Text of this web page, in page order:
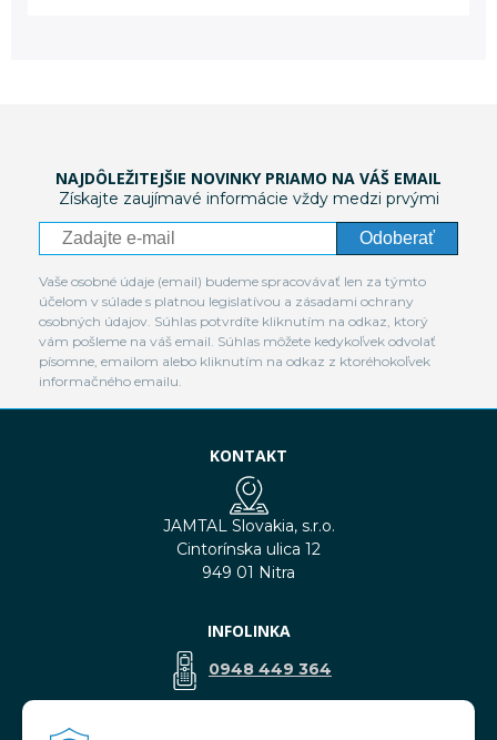
NAJDÔLEŽITEJŠIE NOVINKY PRIAMO NA VÁŠ EMAIL
Získajte zaujímavé informácie vždy medzi prvými
Odoberať
Vaše osobné údaje (email) budeme spracovávať len za týmto
účelom v súlade s platnou legislatívou a zásadami ochrany
osobných údajov. Súhlas potvrdíte kliknutím na odkaz, ktorý
vám pošleme na váš email. Súhlas môžete kedykoľvek odvolať
písomne, emailom alebo kliknutím na odkaz z ktoréhokoľvek
informačného emailu.
KONTAKT
JAMTAL Slovakia, s.r.o.
Cintorínska ulica 12
949 01 Nitra
INFOLINKA
0948 449 364